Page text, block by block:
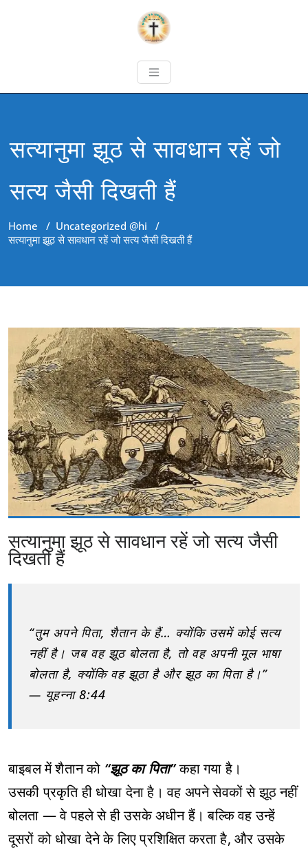
सत्यानुमा झूठ से सावधान रहें जो
सत्य जैसी दिखती हैं
Home / Uncategorized @hi /
सत्यानुमा झूठ से सावधान रहें जो सत्य जैसी दिखती हैं
सत्यानुमा झूठ से सावधान रहें जो सत्य जैसी
दिखती हैं
“तुम अपने पिता, शैतान के हैं… क्योंकि उसमें कोई सत्य
नहीं है। जब वह झूठ बोलता है, तो वह अपनी मूल भाषा
बोलता है, क्योंकि वह झूठा है और झूठ का पिता है।”
— यूहन्ना 8:44
बाइबल में शैतान को “झूठ का पिता”कहा गया है।
उसकी प्रकृति ही धोखा देना है। वह अपने सेवकों से झूठ नहीं
बोलता — वे पहले से ही उसके अधीन हैं। बल्कि वह उन्हें
दूसरों को धोखा देने के लिए प्रशिक्षित करता है, और उसके